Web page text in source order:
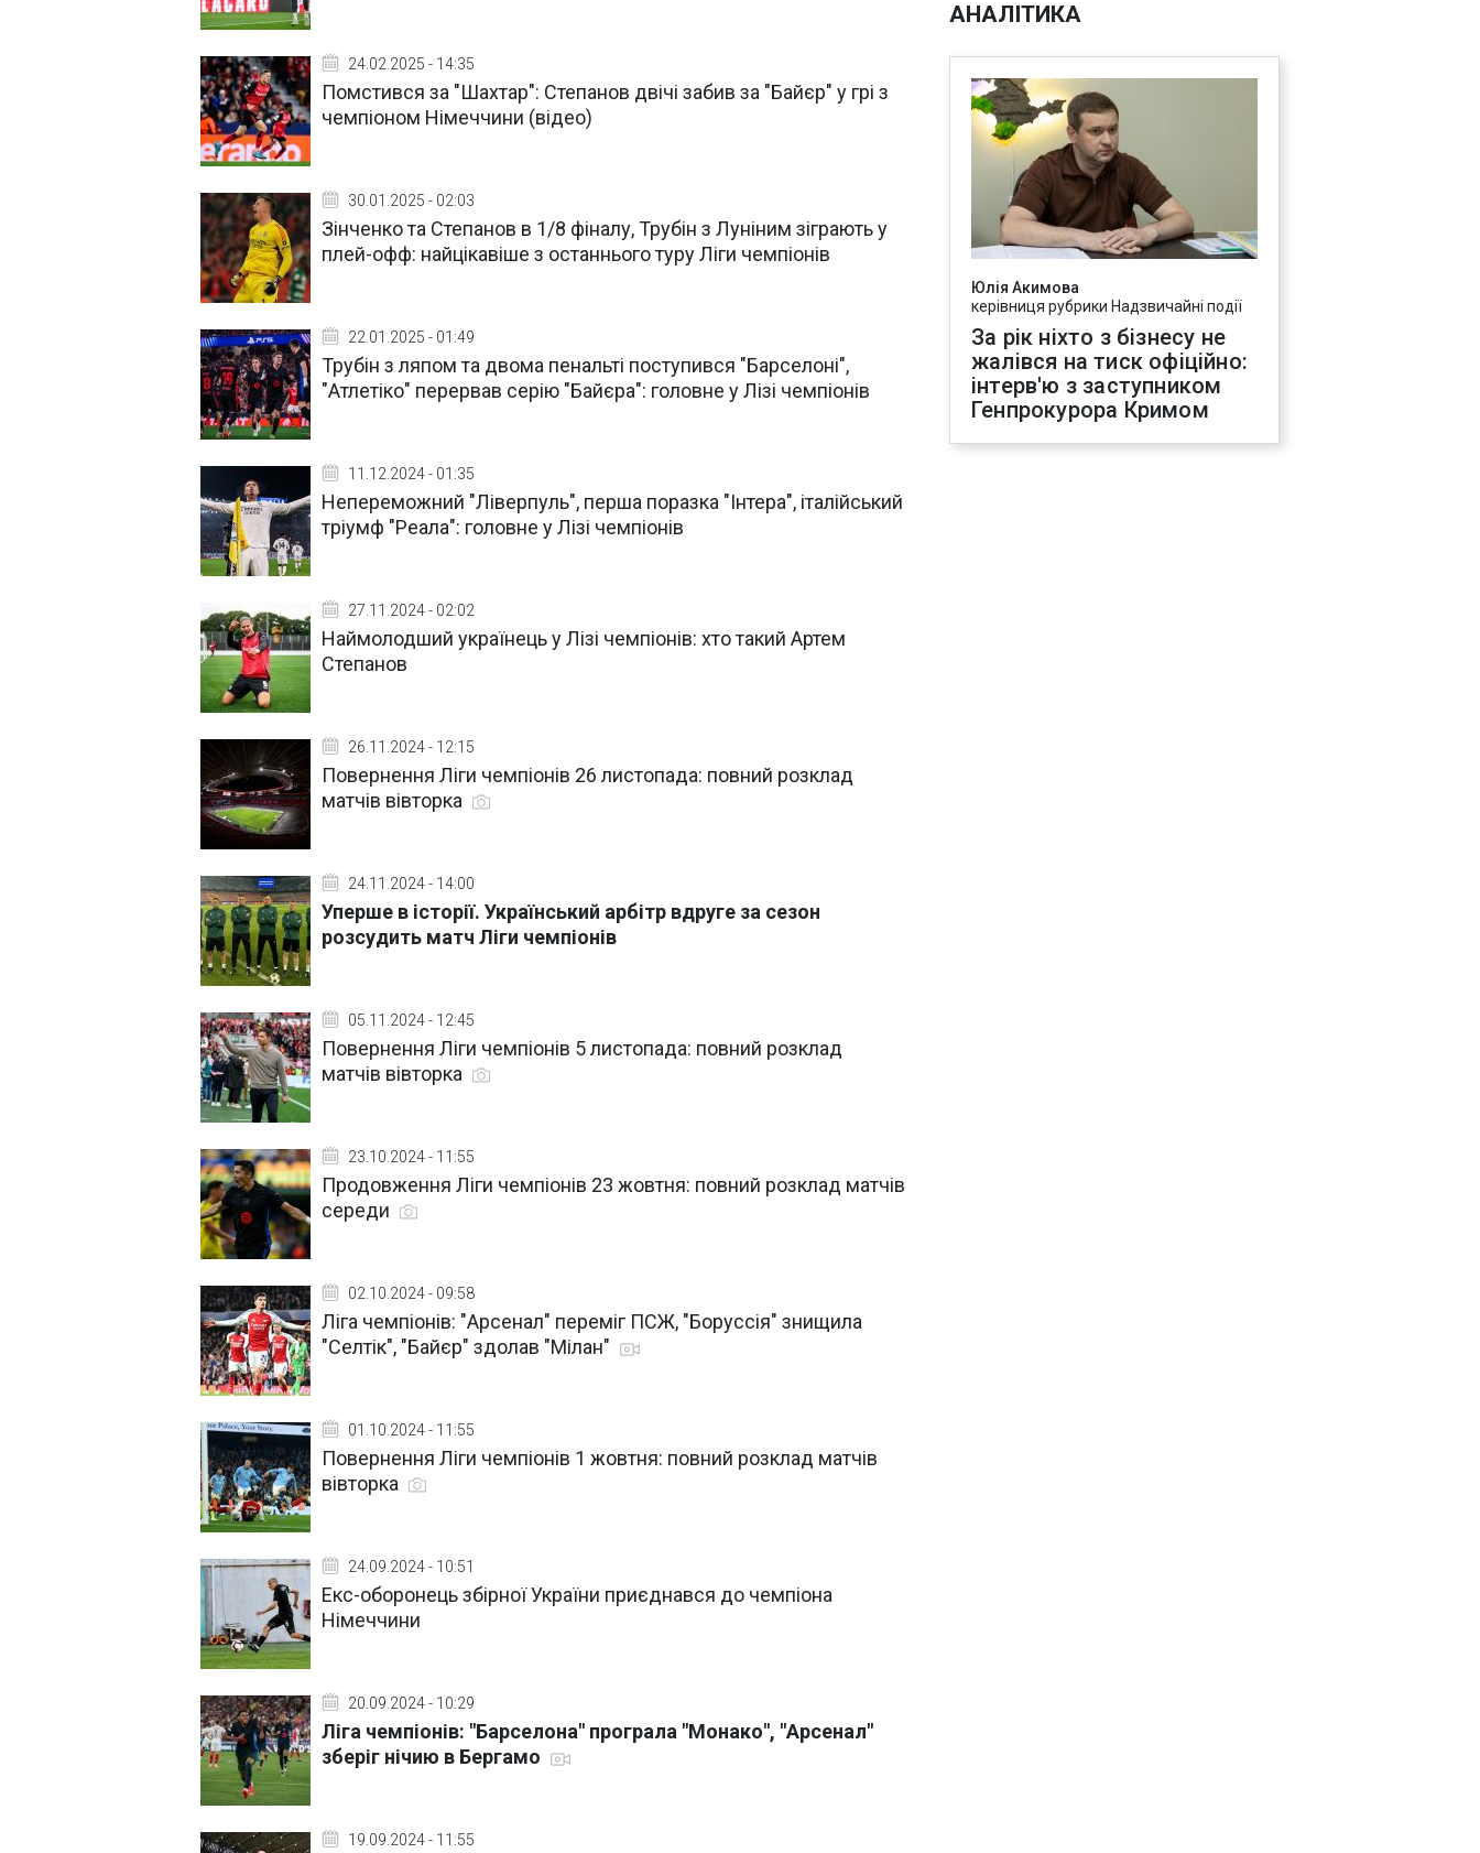
24.02.2025 - 14:35
Помстився за "Шахтар": Степанов двічі забив за "Байєр" у грі з
чемпіоном Німеччини (відео)
30.01.2025 - 02:03
Зінченко та Степанов в 1/8 фіналу, Трубін з Луніним зіграють у
плей-офф: найцікавіше з останнього туру Ліги чемпіонів
22.01.2025 - 01:49
Трубін з ляпом та двома пенальті поступився "Барселоні",
"Атлетіко" перервав серію "Байєра": головне у Лізі чемпіонів
11.12.2024 - 01:35
Непереможний "Ліверпуль", перша поразка "Інтера", італійський
тріумф "Реала": головне у Лізі чемпіонів
27.11.2024 - 02:02
Наймолодший українець у Лізі чемпіонів: хто такий Артем
Степанов
26.11.2024 - 12:15
Повернення Ліги чемпіонів 26 листопада: повний розклад
матчів вівторка
24.11.2024 - 14:00
Уперше в історії. Український арбітр вдруге за сезон
розсудить матч Ліги чемпіонів
05.11.2024 - 12:45
Повернення Ліги чемпіонів 5 листопада: повний розклад
матчів вівторка
23.10.2024 - 11:55
Продовження Ліги чемпіонів 23 жовтня: повний розклад матчів
середи
02.10.2024 - 09:58
Ліга чемпіонів: "Арсенал" переміг ПСЖ, "Боруссія" знищила
"Селтік", "Байєр" здолав "Мілан"
01.10.2024 - 11:55
Повернення Ліги чемпіонів 1 жовтня: повний розклад матчів
вівторка
24.09.2024 - 10:51
Екс-оборонець збірної України приєднався до чемпіона
Німеччини
20.09.2024 - 10:29
Ліга чемпіонів: "Барселона" програла "Монако", "Арсенал"
зберіг нічию в Бергамо
19.09.2024 - 11:55
АНАЛІТИКА
Юлія Акимова
керівниця рубрики Надзвичайні події
За рік ніхто з бізнесу не
жалівся на тиск офіційно:
інтерв'ю з заступником
Генпрокурора Кримом